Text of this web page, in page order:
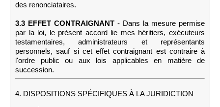
des renonciataires.
3.3 EFFET CONTRAIGNANT - Dans la mesure permise
par la loi, le présent accord lie mes héritiers, exécuteurs
testamentaires, administrateurs et représentants
personnels, sauf si cet effet contraignant est contraire à
l'ordre public ou aux lois applicables en matière de
succession.
4. DISPOSITIONS SPÉCIFIQUES À LA JURIDICTION